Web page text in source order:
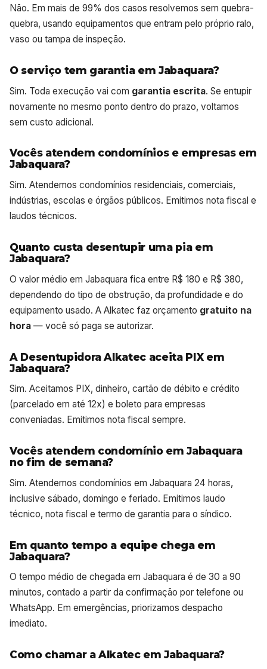
Não. Em mais de 99% dos casos resolvemos sem quebra-
quebra, usando equipamentos que entram pelo próprio ralo,
vaso ou tampa de inspeção.
O serviço tem garantia em Jabaquara?
Sim. Toda execução vai com garantia escrita. Se entupir
novamente no mesmo ponto dentro do prazo, voltamos
sem custo adicional.
Vocês atendem condomínios e empresas em
Jabaquara?
Sim. Atendemos condomínios residenciais, comerciais,
indústrias, escolas e órgãos públicos. Emitimos nota fiscal e
laudos técnicos.
Quanto custa desentupir uma pia em
Jabaquara?
O valor médio em Jabaquara fica entre R$ 180 e R$ 380,
dependendo do tipo de obstrução, da profundidade e do
equipamento usado. A Alkatec faz orçamento gratuito na
hora — você só paga se autorizar.
A Desentupidora Alkatec aceita PIX em
Jabaquara?
Sim. Aceitamos PIX, dinheiro, cartão de débito e crédito
(parcelado em até 12x) e boleto para empresas
conveniadas. Emitimos nota fiscal sempre.
Vocês atendem condomínio em Jabaquara
no fim de semana?
Sim. Atendemos condomínios em Jabaquara 24 horas,
inclusive sábado, domingo e feriado. Emitimos laudo
técnico, nota fiscal e termo de garantia para o síndico.
Em quanto tempo a equipe chega em
Jabaquara?
O tempo médio de chegada em Jabaquara é de 30 a 90
minutos, contado a partir da confirmação por telefone ou
WhatsApp. Em emergências, priorizamos despacho
imediato.
Como chamar a Alkatec em Jabaquara?